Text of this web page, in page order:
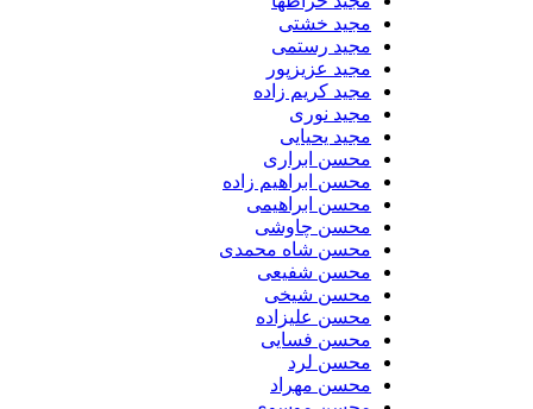
مجید خشتی
مجید رستمی
مجید عزیزپور
مجید کریم زاده
مجید نوری
مجید یحیایی
محسن ابراری
محسن ابراهیم زاده
محسن ابراهیمی
محسن چاوشی
محسن شاه محمدی
محسن شفیعی
محسن شیخی
محسن علیزاده
محسن فسایی
محسن لرد
محسن مهراد